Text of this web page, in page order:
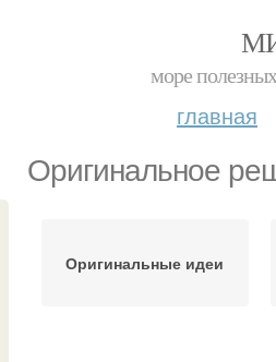
море
главная
Оригинальное
Оригинальные идеи